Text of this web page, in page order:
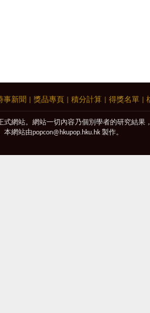
事新聞 獎品專頁 積分計算 得獎名單
式網站。網站一切內容乃個別學者的研究結
本網站由popcon@hkupop.hku.hk 製作。